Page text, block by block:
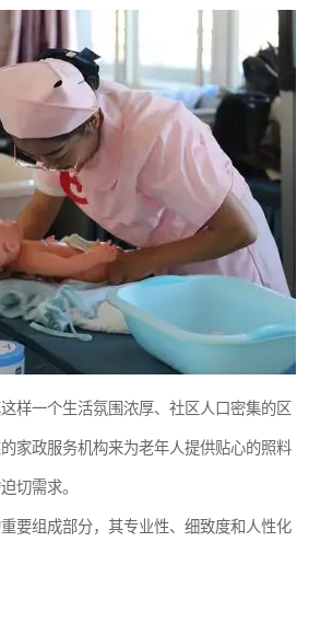
样一个生活氛围浓厚、社区人口密集的区
家政服务机构来为老年人提供贴心的照料
切需求。
要组成部分，其专业性、细致度和人性化